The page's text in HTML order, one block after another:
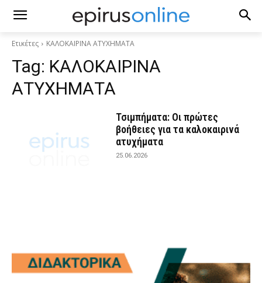
Ετικέτες ΚΑΛΟΚΑΙΡΙΝΑ ΑΤΥΧΗΜΑΤΑ
Tag: ΚΑΛΟΚΑΙΡΙΝΑ
ΑΤΥΧΗΜΑΤΑ
Τσιμπήματα: Οι πρώτες
βοήθειες για τα καλοκαιρινά
ατυχήματα
25.06.2026